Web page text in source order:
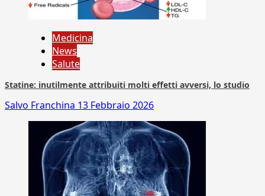
Medicina
News
Salute
Statine: inutilmente attribuiti molti effetti avversi, lo studio
Salvo Franchina 13 Febbraio 2026